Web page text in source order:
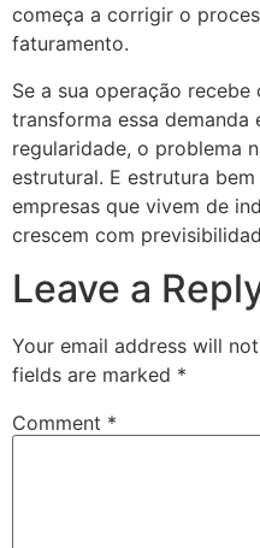
começa a corrigir o
faturamento.
Se a sua operação recebe
transforma essa demanda
regularidade, o problema
estrutural. E estrutura
empresas que vivem de
crescem com
Leave a
Your email address will
fields are marked *
Comment *